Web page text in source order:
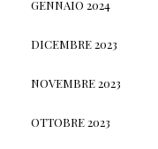
GENNAIO 2024
DICEMBRE 2023
NOVEMBRE 2023
OTTOBRE 2023